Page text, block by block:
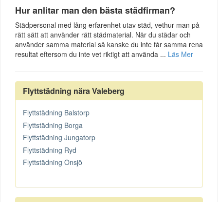
Hur anlitar man den bästa städfirman?
Städpersonal med lång erfarenhet utav städ, vethur man på
rätt sätt att använder rätt städmaterial. När du städar och
använder samma material så kanske du inte får samma rena
resultat eftersom du inte vet riktigt att använda ... Läs Mer
Flyttstädning nära Valeberg
Flyttstädning Balstorp
Flyttstädning Borga
Flyttstädning Jungatorp
Flyttstädning Ryd
Flyttstädning Onsjö